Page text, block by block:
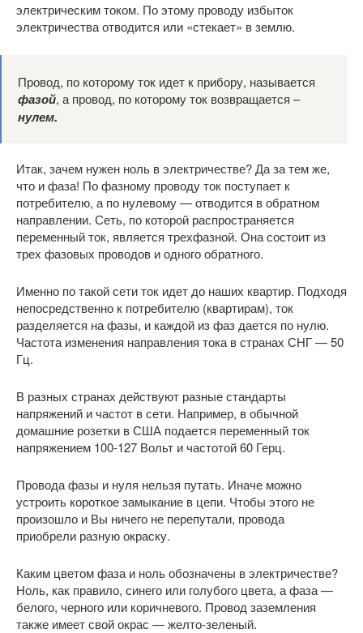
электрическим током. По этому проводу избыток
электричества отводится или «стекает» в землю.
Провод, по которому ток идет к прибору, называется
фазой, а провод, по которому ток возвращается –
нулем.
Итак, зачем нужен ноль в электричестве? Да за тем же,
что и фаза! По фазному проводу ток поступает к
потребителю, а по нулевому — отводится в обратном
направлении. Сеть, по которой распространяется
переменный ток, является трехфазной. Она состоит из
трех фазовых проводов и одного обратного.
Именно по такой сети ток идет до наших квартир. Подходя
непосредственно к потребителю (квартирам), ток
разделяется на фазы, и каждой из фаз дается по нулю.
Частота изменения направления тока в странах СНГ — 50
Гц.
В разных странах действуют разные стандарты
напряжений и частот в сети. Например, в обычной
домашние розетки в США подается переменный ток
напряжением 100-127 Вольт и частотой 60 Герц.
Провода фазы и нуля нельзя путать. Иначе можно
устроить короткое замыкание в цепи. Чтобы этого не
произошло и Вы ничего не перепутали, провода
приобрели разную окраску.
Каким цветом фаза и ноль обозначены в электричестве?
Ноль, как правило, синего или голубого цвета, а фаза —
белого, черного или коричневого. Провод заземления
также имеет свой окрас — желто-зеленый.